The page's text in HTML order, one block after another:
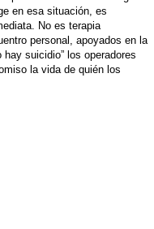
en esa situación, es
No es terapia
personal, apoyados en la
suicidio” los operadores
la vida de quién los